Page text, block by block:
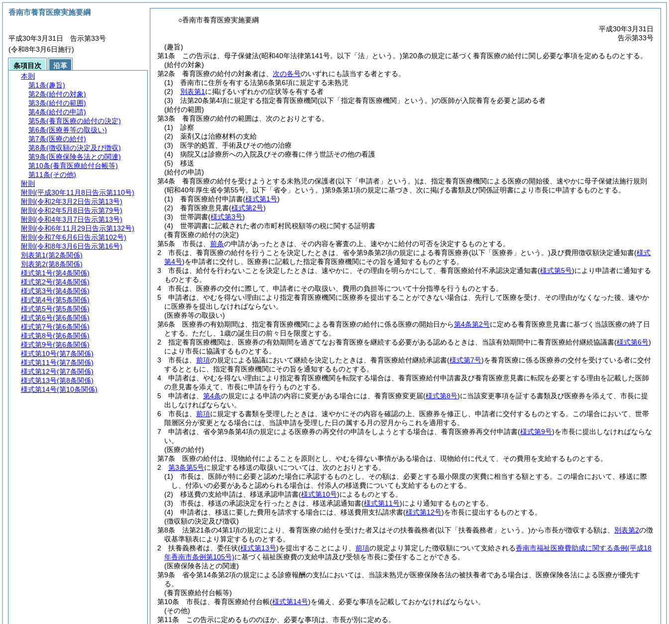
○香南市養育医療実施要綱
平成30年3月31日
告示第33号
(趣旨)
第1条
この告示は、母子保健法(昭和40年法律第141号。以下「法」という。)第20条の規定に基づく養育医療の給付に関し必要な事項を定めるものとする。
(給付の対象)
第2条
養育医療の給付の対象者は、 次の各号のいずれにも該当する者とする。
(1)
香南市に住所を有する法第6条第6項に規定する未熟児
(2)
別表第1 に掲げるいずれかの症状等を有する者
(3)
法第20条第4項に規定する指定養育医療機関(以下「指定養育医療機関」という。)の医師が入院養育を必要と認める者
(給付の範囲)
第3条
養育医療の給付の範囲は、次のとおりとする。
(1)
診察
(2)
薬剤又は治療材料の支給
(3)
医学的処置、手術及びその他の治療
(4)
病院又は診療所への入院及びその療養に伴う世話その他の看護
(5)
移送
(給付の申請)
第4条
養育医療の給付を受けようとする未熟児の保護者(以下「申請者」という。)は、指定養育医療機関による医療の開始後、速やかに母子保健法施行規則
(昭和40年厚生省令第55号。以下「省令」という。)第9条第1項の規定に基づき、次に掲げる書類及び関係証明書により市長に申請するものとする。
(1)
養育医療給付申請書(様式第1号)
(2)
養育医療意見書(様式第2号)
(3)
世帯調書(様式第3号)
(4)
世帯調書に記載された者の市町村民税額等の税に関する証明書
(養育医療の給付の決定)
第5条
市長は、 前条の申請があったときは、その内容を審査の上、速やかに給付の可否を決定するものとする。
2
市長は、養育医療の給付を行うことを決定したときは、省令第9条第2項の規定による養育医療券(以下「医療券」という。)及び費用徴収額決定通知書(様式
第4号)を申請者に交付し、医療券に記載した指定養育医療機関にその旨を通知するものとする。
3
市長は、給付を行わないことを決定したときは、速やかに、その理由を明らかにして、養育医療給付不承認決定通知書(様式第5号)により申請者に通知する
ものとする。
4
市長は、医療券の交付に際して、申請者にその取扱い、費用の負担等について十分指導を行うものとする。
5
申請者は、やむを得ない理由により指定養育医療機関に医療券を提出することができない場合は、先行して医療を受け、その理由がなくなった後、速やか
に医療券を提出しなければならない。
(医療券等の取扱い)
第6条
医療券の有効期間は、指定養育医療機関による養育医療の給付に係る医療の開始日から第4条第2号に定める養育医療意見書に基づく当該医療の終了日
とする。 ただし、1歳の誕生日の前々日を限度とする。
2
指定養育医療機関は、医療券の有効期間を過ぎてなお養育医療を継続する必要がある認めるときは、当該有効期間中に養育医療給付継続協議書(様式第6号)
により市長に協議するものとする。
3
市長は、 前項の規定による協議において継続を決定したときは、養育医療給付継続承認書(様式第7号)を養育医療に係る医療券の交付を受けている者に交付
するとともに、指定養育医療機関にその旨を通知するものとする。
4
申請者は、やむを得ない理由により指定養育医療機関を転院する場合は、養育医療給付申請書及び養育医療意見書に転院を必要とする理由を記載した医師
の意見書を添えて、市長に申請を行うものとする。
5
申請者は、 第4条の規定による申請の内容に変更がある場合には、養育医療変更届(様式第8号)に当該変更事項を証する書類及び医療券を添えて、市長に提
出しなければならない。
6
市長は、 前項に規定する書類を受理したときは、速やかにその内容を確認の上、医療券を修正し、申請者に交付するものとする。
この場合において、世帯
階層区分が変更となる場合には、当該申請を受理した日の属する月の翌月からこれを適用する。
7
申請者は、省令第9条第4項の規定による医療券の再交付の申請をしようとする場合は、養育医療券再交付申請書(様式第9号)を市長に提出しなければならな
い。
(医療の給付)
第7条
医療の給付は、現物給付によることを原則とし、やむを得ない事情がある場合は、現物給付に代えて、その費用を支給するものとする。
2
第3条第5号に規定する移送の取扱いについては、次のとおりとする。
(1)
市長は、医師が特に必要と認めた場合に承認するものとし、その額は、必要とする最小限度の実費に相当する額とする。
この場合において、移送に際
し、付添いの必要があると認められる場合は、付添人の移送費についても支給するものとする。
(2)
移送費の支給申請は、移送承認申請書(様式第10号)によるものとする。
(3)
市長は、移送の承認決定を行ったときは、移送承認通知書(様式第11号)により通知するものとする。
(4)
申請者は、移送に要した費用を請求する場合には、移送費用支払請求書(様式第12号)を市長に提出するものとする。
(徴収額の決定及び徴収)
第8条
法第21条の4第1項の規定により、養育医療の給付を受けた者又はその扶養義務者(以下「扶養義務者」という。)から市長が徴収する額は、 別表第2の徴
収基準額表により算定するものとする。
2
扶養義務者は、委任状(様式第13号)を提出することにより、 前項の規定より算定した徴収額について支給される香南市福祉医療費助成に関する条例(平成18
年香南市条例第105号)に基づく福祉医療費の支給申請及び受領を市長に委任することができる。
(医療保険各法との関連)
第9条
省令第14条第2項の規定による診療報酬の支払においては、当該未熟児が医療保険各法の被扶養者である場合は、医療保険各法による医療が優先す
る。
(養育医療給付台帳等)
第10条
市長は、養育医療給付台帳(様式第14号)を備え、必要な事項を記載しておかなければならない。
(その他)
第11条
この告示に定めるもののほか、必要な事項は、市長が別に定める。
香南市養育医療実施要綱
平成30年3月31日 告示第33号
(令和8年3月6日施行)
条項目次
沿革
本則
第1条(趣旨)
第2条(給付の対象)
第3条(給付の範囲)
第4条(給付の申請)
第5条(養育医療の給付の決定)
第6条(医療券等の取扱い)
第7条(医療の給付)
第8条(徴収額の決定及び徴収)
第9条(医療保険各法との関連)
第10条(養育医療給付台帳等)
第11条(その他)
附則
附則 (平成30年11月8日告示第110号)
附則 (令和2年3月2日告示第13号)
附則 (令和2年5月8日告示第79号)
附則 (令和4年3月7日告示第13号)
附則 (令和6年11月29日告示第132号)
附則 (令和7年6月6日告示第102号)
附則 (令和8年3月6日告示第16号)
別表第1(第2条関係)
別表第2(第8条関係)
様式第1号(第4条関係)
様式第2号(第4条関係)
様式第3号(第4条関係)
様式第4号(第5条関係)
様式第5号(第5条関係)
様式第6号(第6条関係)
様式第7号(第6条関係)
様式第8号(第6条関係)
様式第9号(第6条関係)
様式第10号(第7条関係)
様式第11号(第7条関係)
様式第12号(第7条関係)
様式第13号(第8条関係)
様式第14号(第10条関係)